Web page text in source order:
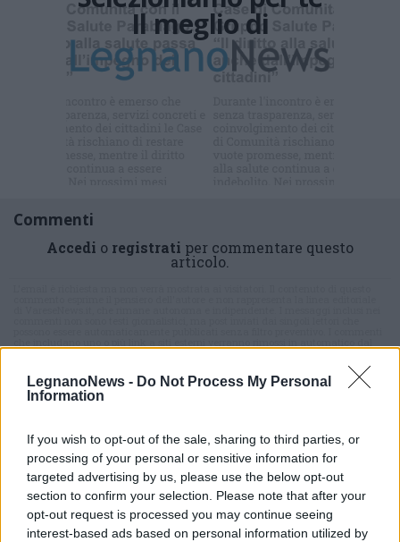
LegnanoNews - Do Not Process My Personal
Information
If you wish to opt-out of the sale, sharing to third parties, or
processing of your personal or sensitive information for
targeted advertising by us, please use the below opt-out
section to confirm your selection. Please note that after your
opt-out request is processed you may continue seeing
interest-based ads based on personal information utilized by
Il meglio di
Commenti
Accedi o registrati per commentare questo
articolo.
sistema.